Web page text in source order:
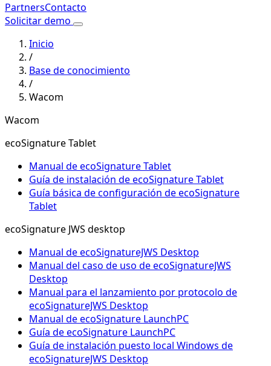
PartnersContacto
Solicitar demo
Inicio
/
Base de conocimiento
/
Wacom
Wacom
ecoSignature Tablet
Manual de ecoSignature Tablet
Guía de instalación de ecoSignature Tablet
Guía básica de configuración de ecoSignature
Tablet
ecoSignature JWS desktop
Manual de ecoSignatureJWS Desktop
Manual del caso de uso de ecoSignatureJWS
Desktop
Manual para el lanzamiento por protocolo de
ecoSignatureJWS Desktop
Manual de ecoSignature LaunchPC
Guía de ecoSignature LaunchPC
Guía de instalación puesto local Windows de
ecoSignatureJWS Desktop